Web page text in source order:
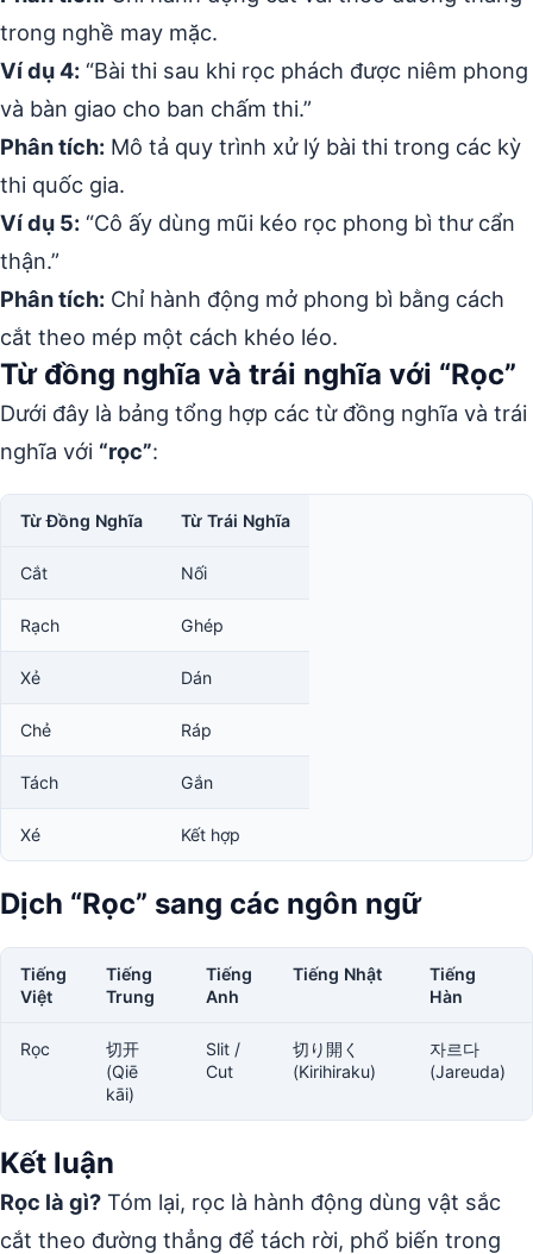
trong nghề may mặc.
Ví dụ 4: “Bài thi sau khi rọc phách được niêm phong
và bàn giao cho ban chấm thi.”
Phân tích: Mô tả quy trình xử lý bài thi trong các kỳ
thi quốc gia.
Ví dụ 5: “Cô ấy dùng mũi kéo rọc phong bì thư cẩn
thận.”
Phân tích: Chỉ hành động mở phong bì bằng cách
cắt theo mép một cách khéo léo.
Từ đồng nghĩa và trái nghĩa với “Rọc”
Dưới đây là bảng tổng hợp các từ đồng nghĩa và trái
nghĩa với “rọc”:
Từ Đồng Nghĩa Từ Trái Nghĩa
Cắt Nối
Rạch Ghép
Xẻ Dán
Chẻ Ráp
Tách Gắn
Xé Kết hợp
Dịch “Rọc” sang các ngôn ngữ
Tiếng
Việt
Tiếng
Trung
Tiếng
Anh
Tiếng Nhật
Tiếng
Hàn
Rọc
切开
(Qiē
kāi)
Slit /
Cut
切り開く
(Kirihiraku)
자르다
(Jareuda)
Kết luận
Rọc là gì? Tóm lại, rọc là hành động dùng vật sắc
cắt theo đường thẳng để tách rời, phổ biến trong